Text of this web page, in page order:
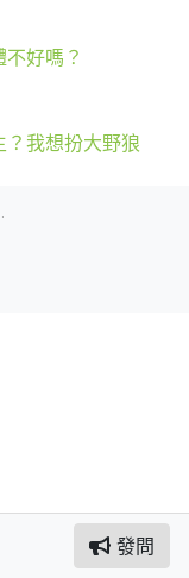
好嗎？
我想扮大野狼
發問